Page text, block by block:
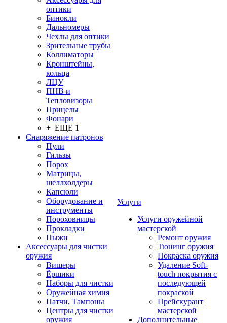
оптики
Бинокли
Дальномеры
Чехлы для оптики
Зрительные трубы
Коллиматоры
Кронштейны,
кольца
ЛЦУ
ПНВ и
Тепловизоры
Прицелы
Фонари
+ ЕЩЕ 1
Снаряжение патронов
Пули
Гильзы
Порох
Матрицы,
шеллхолдеры
Капсюли
Оборудование и
инструменты
Пороховницы
Прокладки
Пыжи
Аксессуары для чистки
оружия
Вишеры
Ёршики
Наборы для чистки
Оружейная химия
Патчи, Тампоны
Центры для чистки
оружия
Услуги
Услуги оружейной
мастерской
Ремонт оружия
Тюнинг оружия
Покраска оружия
Удаление Soft-
touch покрытия с
последующей
покраской
Прейскурант
мастерской
Дополнительные